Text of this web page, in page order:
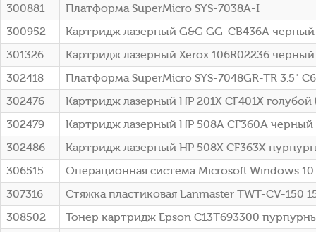
300881
Платформа SuperMicro SYS-7038A-I
300952
Картридж лазерный G&G GG-CB436A черный
301326
Картридж лазерный Xerox 106R02236
302418
Платформа SuperMicro SYS-7048GR-TR 3.5"
302476
Картридж лазерный HP 201X CF401X
302479
Картридж лазерный HP 508A CF360A черный
302486
Картридж лазерный HP 508X CF363X
306515
Операционная система Microsoft Windows 10
307316
Стяжка пластиковая Lanmaster TWT-CV-
308502
Тонер картридж Epson C13T693300